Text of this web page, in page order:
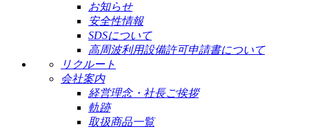
お知らせ
安全性情報
SDSについて
高周波利用設備許可申請書について
リクルート
会社案内
経営理念・社長ご挨拶
軌跡
取扱商品一覧